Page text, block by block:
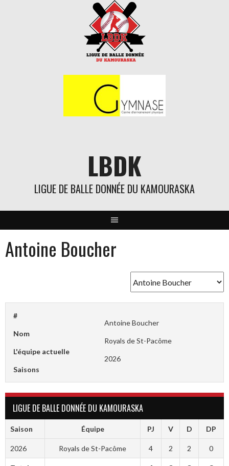
LBDK
LIGUE DE BALLE DONNÉE DU KAMOURASKA
Antoine Boucher
#
Nom
Antoine Boucher
L'équipe actuelle
Royals de St-Pacôme
Saisons
2026
LIGUE DE BALLE DONNÉE DU KAMOURASKA
Saison Équipe PJ V D DP
2026 Royals de St-Pacôme 4 2 2 0